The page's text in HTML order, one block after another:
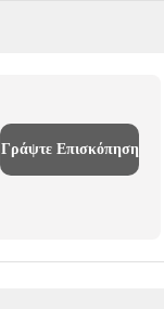
Γράψτε Επισκόπηση